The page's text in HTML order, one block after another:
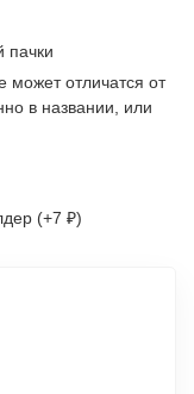
пачки
может отличатся от
в названии, или
(+7 ₽)